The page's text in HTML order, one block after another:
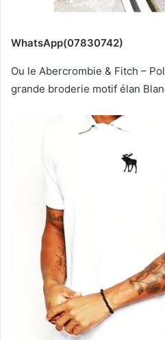
WhatsApp(07830742)
Ou le Abercrombie & Fitch –
grande broderie motif élan